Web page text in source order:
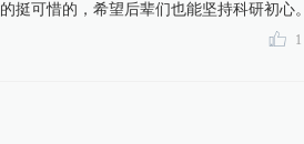
挺可惜的，希望后辈们也能坚持科研初心。
1